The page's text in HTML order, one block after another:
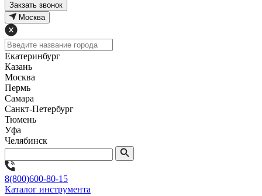
Закзать звонок
Москва
Екатеринбург
Казань
Москва
Пермь
Самара
Санкт-Петербург
Тюмень
Уфа
Челябинск
8(800)600-80-15
Каталог инструмента